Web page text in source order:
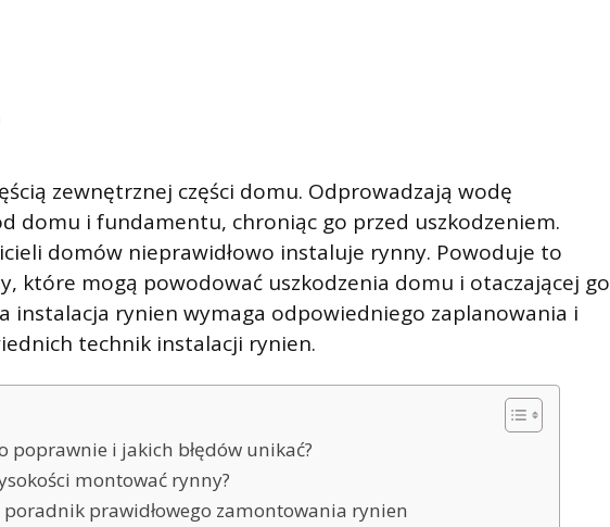
zewnętrznej części domu. Odprowadzają wodę
domu i fundamentu, chroniąc go przed uszkodzeniem.
domów nieprawidłowo instaluje rynny. Powoduje to
które mogą powodować uszkodzenia domu i otaczającej go
instalacja rynien wymaga odpowiedniego zaplanowania i
technik instalacji rynien.
poprawnie i jakich błędów unikać?
montować rynny?
prawidłowego zamontowania rynien